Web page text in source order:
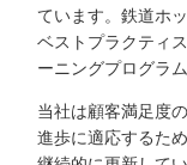
ています。鉄道ホ
ベストプラクティ
ーニングプログラ
当社は顧客満足度
進歩に適応するた